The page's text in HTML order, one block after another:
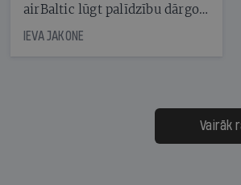
airBaltic lūgt palīdzību dārgo
obligāciju turētājiem, taču
samaksāt augstos procentus,
kas jāpārskaita jau trīs dienas
pirms nākamās sapulces
IEVA JAKONE
Vairāk